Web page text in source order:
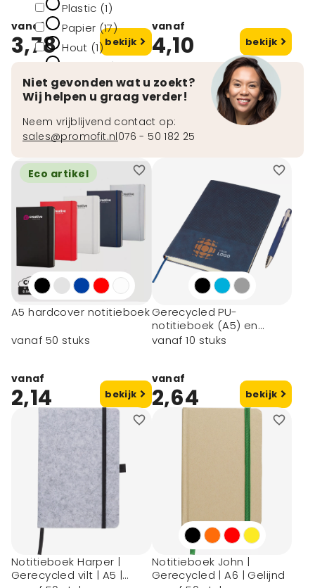
Plastic (1)
Papier (17)
Hout (1)
toon meer
vanaf
3,78 bekijk
vanaf
4,10 bekijk
Niet gevonden wat u zoekt?
Wij helpen u graag verder!
Neem vrijblijvend contact op:
sales@promofit.nl076 - 50 182 25
Eco artikel
A5 hardcover notitieboek
vanaf 50 stuks
vanaf
2,14 bekijk
Gerecycled PU-
notitieboek (A5) en
balpenset Tarek
vanaf 10 stuks
vanaf
2,64 bekijk
Notitieboek Harper |
Gerecycled vilt | A5 |
Notitieboek John |
Gerecycled | A6 | Gelijnd